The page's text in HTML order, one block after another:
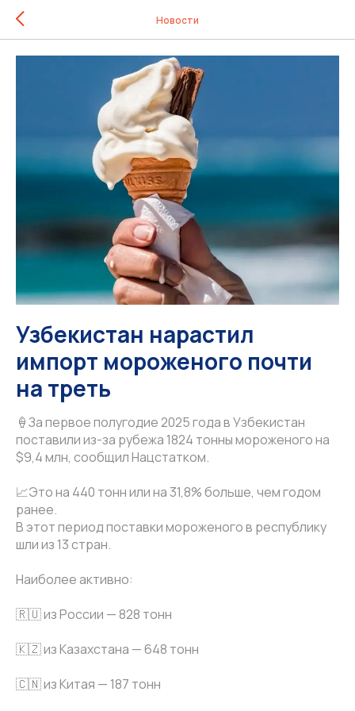
Новости
Узбекистан нарастил
импорт мороженого почти
на треть
🍦За первое полугодие 2025 года в Узбекистан
поставили из-за рубежа 1824 тонны мороженого на
$9,4 млн, сообщил Нацстатком.
📈Это на 440 тонн или на 31,8% больше, чем годом
ранее.
В этот период поставки мороженого в республику
шли из 13 стран.
Наиболее активно:
🇷🇺 из России — 828 тонн
🇰🇿 из Казахстана — 648 тонн
🇨🇳 из Китая — 187 тонн